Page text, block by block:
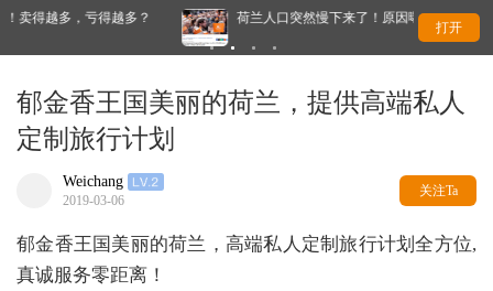
？ 荷兰人口突然慢下来了！原因曝光，不是因为没人生孩子
打开
郁金香王国美丽的荷兰，提供高端私人
定制旅行计划
Weichang
2019-03-06
关注Ta
郁金香王国美丽的荷兰，高端私人定制旅行计划全方位,
真诚服务零距离！